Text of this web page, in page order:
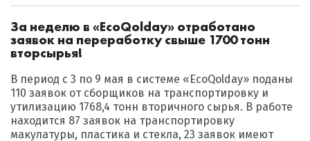
За неделю в «EcoQolday» отработано
заявок на переработку свыше 1700 тонн
вторсырья!
В период с 3 по 9 мая в системе «EcoQolday» поданы
110 заявок от сборщиков на транспортировку и
утилизацию 1768,4 тонн вторичного сырья. В работе
находится 87 заявок на транспортировку
макулатуры, пластика и стекла, 23 заявок имеют